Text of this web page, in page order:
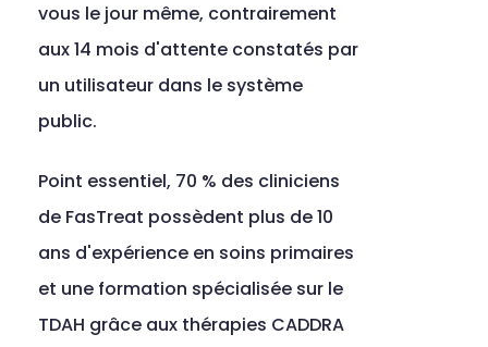
vous le jour même, contrairement
aux 14 mois d'attente constatés par
un utilisateur dans le système
public.
Point essentiel, 70 % des cliniciens
de FasTreat possèdent plus de 10
ans d'expérience en soins primaires
et une formation spécialisée sur le
TDAH grâce aux thérapies CADDRA